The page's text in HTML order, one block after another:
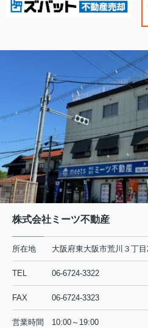
株式会社ミーツ不動産
所在地 大阪府東大阪市荒川３丁目
TEL 06-6724-3322
FAX 06-6724-3323
営業時間 10:00～19:00